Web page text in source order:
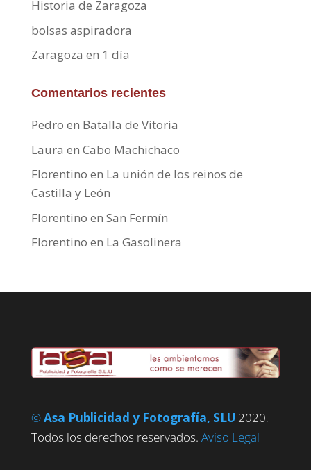
Historia de Zaragoza
bolsas aspiradora
Zaragoza en 1 día
Comentarios recientes
Pedro en Batalla de Vitoria
Laura en Cabo Machichaco
Florentino en La unión de los reinos de
Castilla y León
Florentino en San Fermín
Florentino en La Gasolinera
©Asa Publicidad y Fotografía, SLU 2020,
Todos los derechos reservados. Aviso Legal